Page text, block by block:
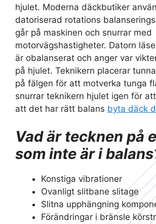
hjulet. Moderna däckbutiker
datoriserad rotations
går på maskinen och snurrar med
motorvägshastigheter. Datorn
är obalanserat och anger var
på hjulet. Teknikern placerar
på fälgen för att motverka tunga
snurrar teknikern hjulet igen för
att det har rätt balans byta däck
Vad är tecknen på
som inte är i
Konstiga vibrationer
Ovanligt slitbane slitage
Slitna upphängning
Förändringar i bränsle